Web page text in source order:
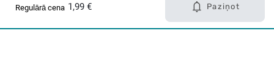
Regulārā cena 1,99 € Paziņot